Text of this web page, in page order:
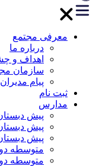
معرفی مجتمع
درباره ما
اهداف و چشم
سازمان
پیام مدیران
ثبت نام
مدارس
پیش دبستان و
پیش دبستان
پیش دبستان
متوسطه
متوسطه